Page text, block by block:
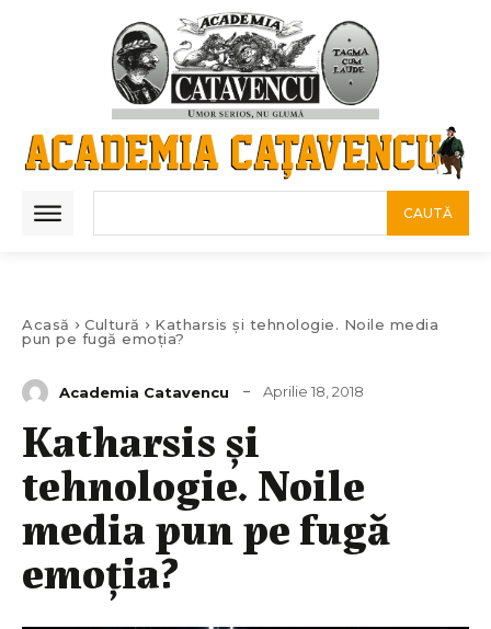
CAUTĂ
Acasă Cultură
Katharsis și tehnologie. Noile media
pun pe fugă emoția?
Academia Catavencu Aprilie 18, 2018
Katharsis și
tehnologie. Noile
media pun pe fugă
emoția?